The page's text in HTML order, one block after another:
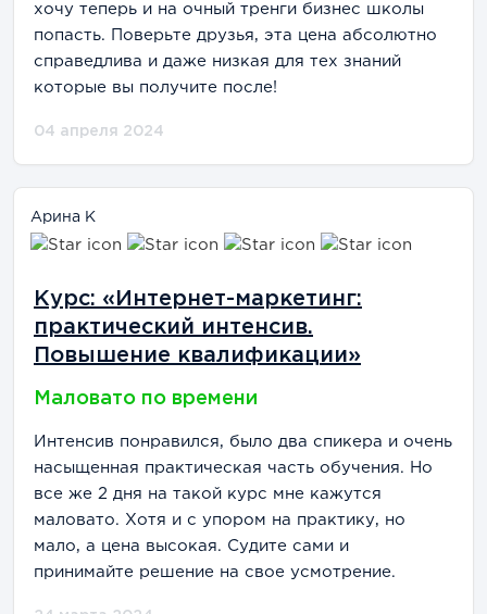
хочу теперь и на очный тренги бизнес школы
попасть. Поверьте друзья, эта цена абсолютно
справедлива и даже низкая для тех знаний
которые вы получите после!
04 апреля 2024
Арина К
Курс: «Интернет-маркетинг:
практический интенсив.
Повышение квалификации»
Маловато по времени
Интенсив понравился, было два спикера и очень
насыщенная практическая часть обучения. Но
все же 2 дня на такой курс мне кажутся
маловато. Хотя и с упором на практику, но
мало, а цена высокая. Судите сами и
принимайте решение на свое усмотрение.